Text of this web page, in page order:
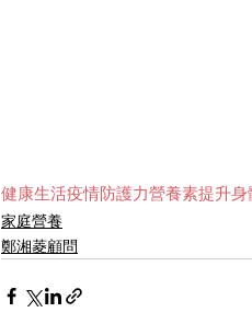
健康生活疫情防護力營養素提升身
家庭營養
鄭湘菱顧問